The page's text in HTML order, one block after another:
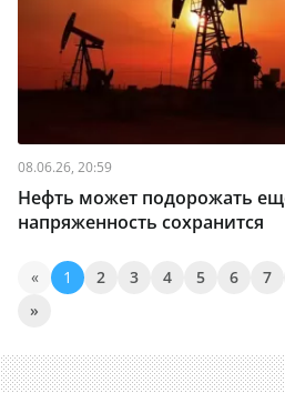
08.06.26, 20:59
Нефть может подорожать
напряженность сохранится
« 1 2 3 4 5 6 7
»